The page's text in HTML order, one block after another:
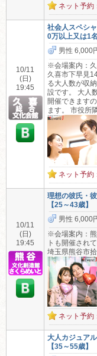
ネット予約
10/11
(日)
19:45
社会人スペシ
0万以上又は1
男性 6,000
※会場案内：
久喜市下早見
る大人数が収
設です。 大人
開催できます
ます。 市役所
ネット予約
10/11
(日)
19:45
理想の彼氏・
【25～43歳】
男性 6,000
※会場案内：
トも開催され
埼玉県熊谷市
ネット予約
大人カジュア
【35～55歳】